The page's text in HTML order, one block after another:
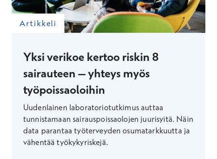
Artikkeli
Yksi verikoe kertoo riskin 8
sairauteen – yhteys myös
työpoissaoloihin
Uudenlainen laboratoriotutkimus auttaa
tunnistamaan sairauspoissaolojen juurisyitä. Näin
data parantaa työterveyden osumatarkkuutta ja
vähentää työkykyriskejä.